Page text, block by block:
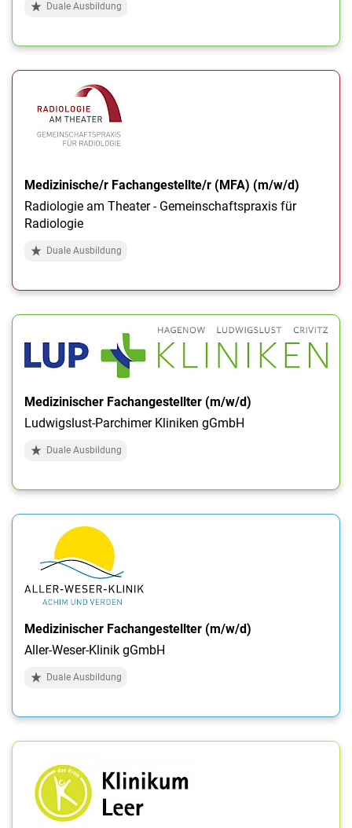
Duale Ausbildung
Medizinische/r Fachangestellte/r (MFA) (m/w/d)
Radiologie am Theater - Gemeinschaftspraxis für
Radiologie
Duale Ausbildung
Medizinischer Fachangestellter (m/w/d)
Ludwigslust-Parchimer Kliniken gGmbH
Duale Ausbildung
Medizinischer Fachangestellter (m/w/d)
Aller-Weser-Klinik gGmbH
Duale Ausbildung